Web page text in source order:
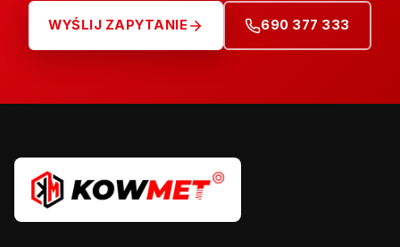
WYŚLIJ ZAPYTANIE 690 377 333